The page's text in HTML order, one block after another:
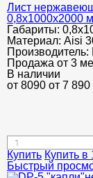
Лист
0,8х1000х2000
Габариты:
Материал: Aisi
Производитель:
Продажа от 3
В наличии
от 8090 от 7 890
Купить Купить в
Быстрый